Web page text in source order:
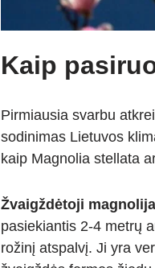
Kaip
Pirmiausia svarbu
sodinimas Lietuvos
kaip Magnolia stellata
Žvaigždėtoji magnolija
pasiekiantis 2-4 metrų
rožinį atspalvį. Ji yra